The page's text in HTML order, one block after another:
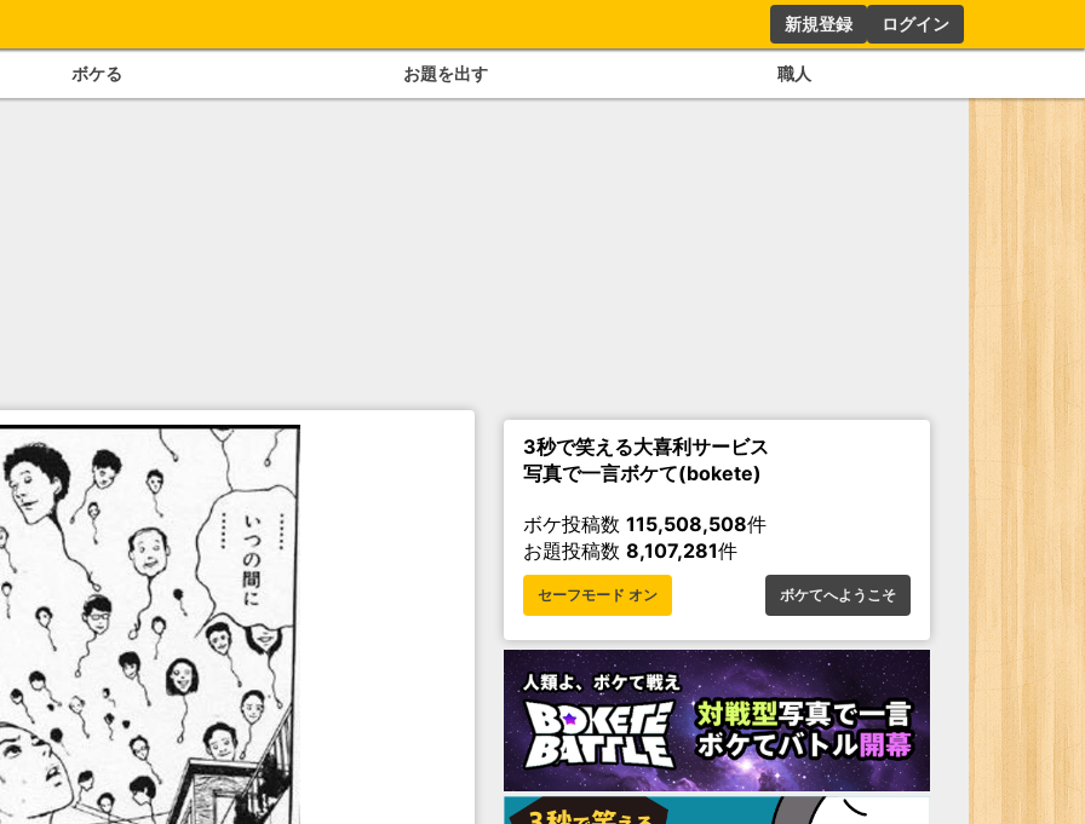
新規登録 ログイン
ボケる お題を出す 職人
3秒で笑える大喜利サービス
写真で一言ボケて(bokete)
ボケ投稿数 115,508,508件
お題投稿数 8,107,281件
セーフモード オン ボケてへようこそ